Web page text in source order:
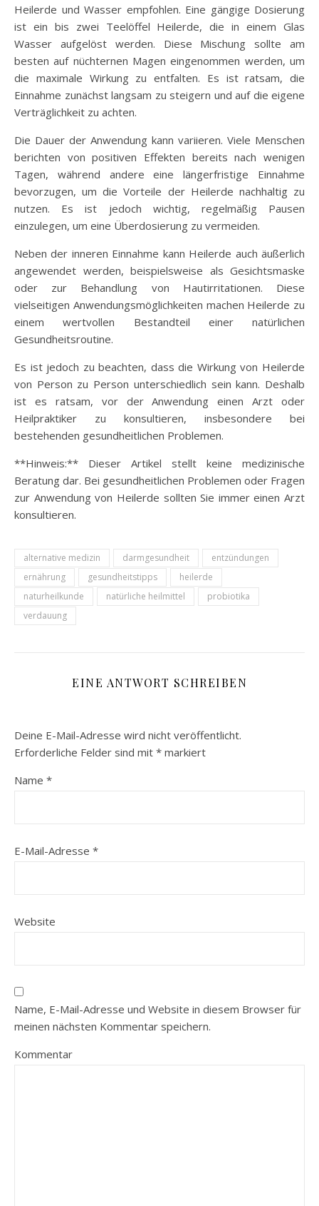
Heilerde und Wasser empfohlen. Eine gängige Dosierung
ist ein bis zwei Teelöffel Heilerde, die in einem Glas
Wasser aufgelöst werden. Diese Mischung sollte am
besten auf nüchternen Magen eingenommen werden, um
die maximale Wirkung zu entfalten. Es ist ratsam, die
Einnahme zunächst langsam zu steigern und auf die eigene
Verträglichkeit zu achten.
Die Dauer der Anwendung kann variieren. Viele Menschen
berichten von positiven Effekten bereits nach wenigen
Tagen, während andere eine längerfristige Einnahme
bevorzugen, um die Vorteile der Heilerde nachhaltig zu
nutzen. Es ist jedoch wichtig, regelmäßig Pausen
einzulegen, um eine Überdosierung zu vermeiden.
Neben der inneren Einnahme kann Heilerde auch äußerlich
angewendet werden, beispielsweise als Gesichtsmaske
oder zur Behandlung von Hautirritationen. Diese
vielseitigen Anwendungsmöglichkeiten machen Heilerde zu
einem wertvollen Bestandteil einer natürlichen
Gesundheitsroutine.
Es ist jedoch zu beachten, dass die Wirkung von Heilerde
von Person zu Person unterschiedlich sein kann. Deshalb
ist es ratsam, vor der Anwendung einen Arzt oder
Heilpraktiker zu konsultieren, insbesondere bei
bestehenden gesundheitlichen Problemen.
**Hinweis:** Dieser Artikel stellt keine medizinische
Beratung dar. Bei gesundheitlichen Problemen oder Fragen
zur Anwendung von Heilerde sollten Sie immer einen Arzt
konsultieren.
alternative medizin darmgesundheit
entzündungen
ernährung
gesundheitstipps
heilerde
naturheilkunde
natürliche heilmittel
probiotika
verdauung
EINE ANTWORT SCHREIBEN
Deine E-Mail-Adresse wird nicht veröffentlicht.
Erforderliche Felder sind mit * markiert
Name *
E-Mail-Adresse *
Website
Name, E-Mail-Adresse und Website in diesem Browser für
meinen nächsten Kommentar speichern.
Kommentar